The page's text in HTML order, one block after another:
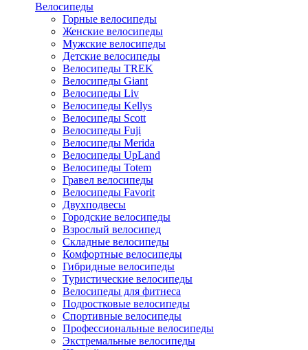
Велосипеды
Горные велосипеды
Женские велосипеды
Мужские велосипеды
Детские велосипеды
Велосипеды TREK
Велосипеды Giant
Велосипеды Liv
Велосипеды Kellys
Велосипеды Scott
Велосипеды Fuji
Велосипеды Merida
Велосипеды UpLand
Велосипеды Totem
Гравел велосипеды
Велосипеды Favorit
Двухподвесы
Городские велосипеды
Взрослый велосипед
Складные велосипеды
Комфортные велосипеды
Гибридные велосипеды
Туристические велосипеды
Велосипеды для фитнеса
Подростковые велосипеды
Спортивные велосипеды
Профессиональные велосипеды
Экстремальные велосипеды